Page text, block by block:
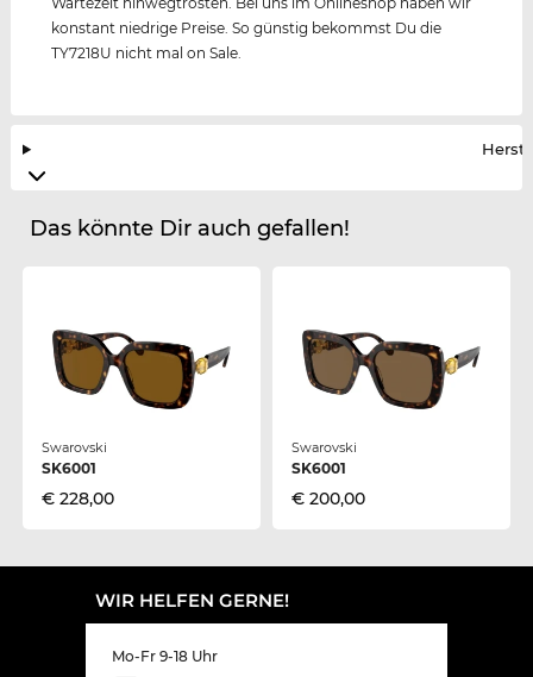
konstant niedrige Preise. So günstig bekommst Du die
TY7218U nicht mal on Sale.
Das könnte Dir auch gefallen!
Swarovski
SK6001
€ 228,00
Swarovski
SK6001
€ 200,00
WIR HELFEN GERNE!
Mo-Fr 9-18 Uhr